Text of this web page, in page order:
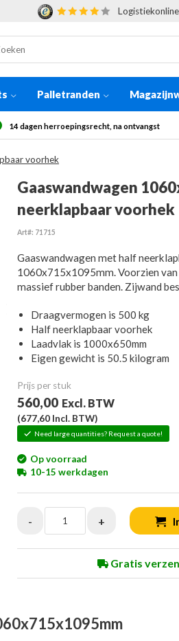
Palletranden
na ontvangst
voorhek
Gaaswandwagen
neerklapbaar voorhek
Art#: 71715
Gaaswandwagen met half
1060x715x1095mm. Voorzien
massief rubber banden. Zijwand
Draagvermogen is 500 kg
Half neerklapbaar voorhek
Laadvlak is 1000x650mm
Eigen gewicht is 50.5 kilogram
Prijs per stuk
560,00 Excl. BTW
(677,60 Incl. BTW)
Need large quantities? Request a quote!
Op voorraad
10-15 werkdagen
- +
Gratis